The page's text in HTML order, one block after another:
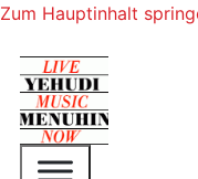
Zum Hauptinhalt